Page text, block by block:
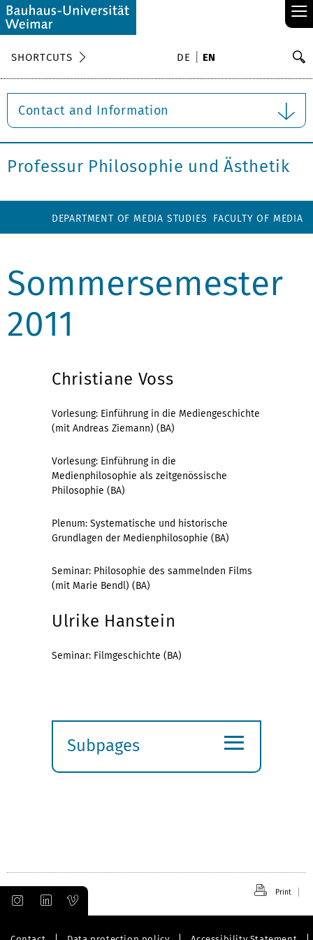
≡
SHORTCUTS DE EN
Contact and Information
Professur Philosophie und Ästhetik
DEPARTMENT OF MEDIA STUDIES FACULTY OF MEDIA
Sommersemester
2011
Christiane Voss
Vorlesung: Einführung in die Mediengeschichte
(mit Andreas Ziemann) (BA)
Vorlesung: Einführung in die
Medienphilosophie als zeitgenössische
Philosophie (BA)
Plenum: Systematische und historische
Grundlagen der Medienphilosophie (BA)
Seminar: Philosophie des sammelnden Films
(mit Marie Bendl) (BA)
Ulrike Hanstein
Seminar: Filmgeschichte (BA)
Subpages
≡
Print